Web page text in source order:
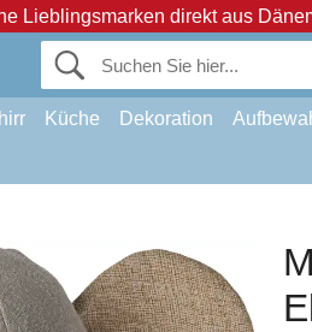
Lieblingsmarken direkt aus
Küche Dekoration